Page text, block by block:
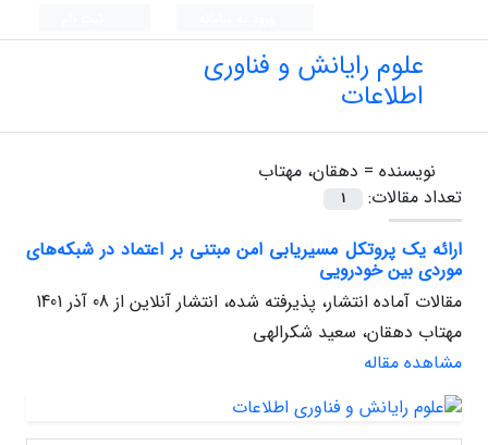
علوم رایانش و فناوری
اطلاعات
نویسنده = دهقان، مهتاب
تعداد مقالات:
1
ارائه یک پروتکل مسیریابی امن مبتنی بر اعتماد در شبکه‌های
موردی بین خودرویی
مقالات آماده انتشار، پذیرفته شده، انتشار آنلاین از 08 آذر 1401
مهتاب دهقان، سعید شکرالهی
مشاهده مقاله